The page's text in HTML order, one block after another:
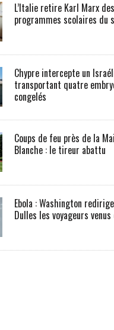
L’Italie retire Karl Marx des
programmes scolaires du
Chypre intercepte un
transportant quatre
congelés
Coups de feu près de la
Blanche : le tireur abattu
Ebola : Washington
Dulles les voyageurs venus